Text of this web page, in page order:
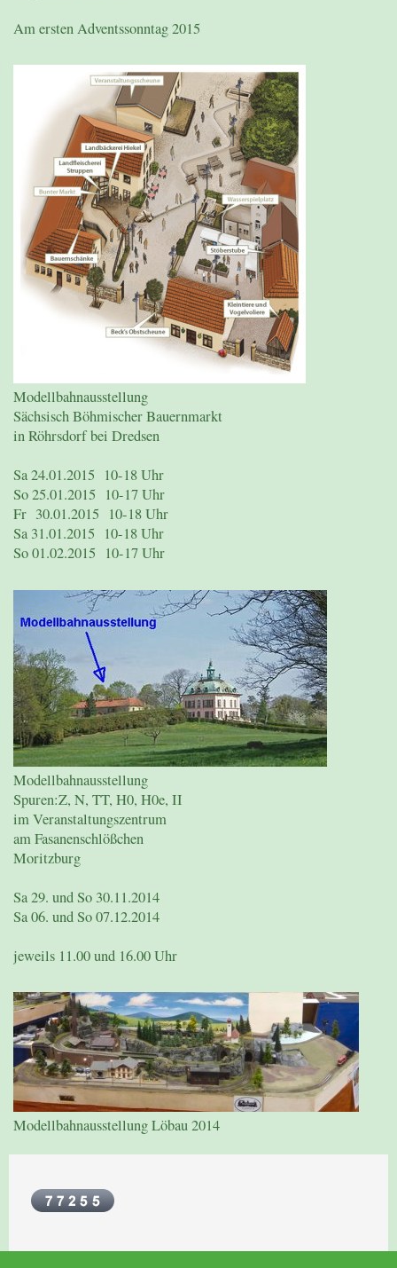
Am ersten Adventssonntag 2015
Modellbahnausstellung
Sächsisch Böhmischer Bauernmarkt
in Röhrsdorf bei Dredsen
Sa 24.01.2015 10-18 Uhr
So 25.01.2015 10-17 Uhr
Fr 30.01.2015 10-18 Uhr
Sa 31.01.2015 10-18 Uhr
So 01.02.2015 10-17 Uhr
Modellbahnausstellung
Spuren:Z, N, TT, H0, H0e, II
im Veranstaltungszentrum
am Fasanenschlößchen
Moritzburg
Sa 29. und So 30.11.2014
Sa 06. und So 07.12.2014
jeweils 11.00 und 16.00 Uhr
Modellbahnausstellung Löbau 2014